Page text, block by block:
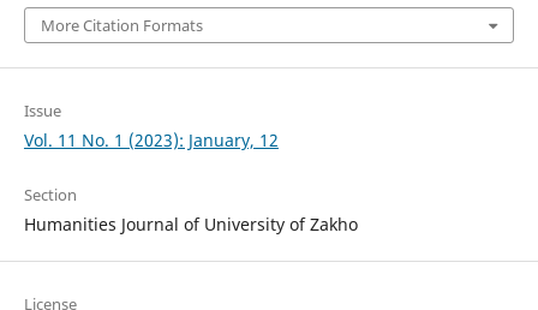
More Citation Formats
Issue
Vol. 11 No. 1 (2023): January, 12
Section
Humanities Journal of University of Zakho
License